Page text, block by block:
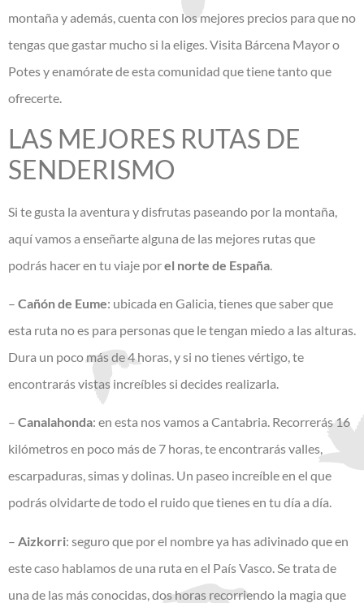
montaña y además, cuenta con los mejores precios para que no
tengas que gastar mucho si la eliges. Visita Bárcena Mayor o
Potes y enamórate de esta comunidad que tiene tanto que
ofrecerte.
LAS MEJORES RUTAS DE
SENDERISMO
​Si te gusta la aventura y disfrutas paseando por la montaña,
aquí vamos a enseñarte alguna de las mejores rutas que
podrás hacer en tu viaje porel norte de España
– Cañón de Eume: ubicada en Galicia, tienes que saber que
esta ruta no es para personas que le tengan miedo a las alturas.
Dura un poco más de 4 horas, y si no tienes vértigo, te
encontrarás vistas increíbles si decides realizarla.
– Canalahonda: en esta nos vamos a Cantabria. Recorrerás 16
kilómetros en poco más de 7 horas, te encontrarás valles,
escarpaduras, simas y dolinas. Un paseo increíble en el que
podrás olvidarte de todo el ruido que tienes en tu día a día.
– Aizkorri: seguro que por el nombre ya has adivinado que en
este caso hablamos de una ruta en el País Vasco. Se trata de
una de las más conocidas, dos horas recorriendo la magia que